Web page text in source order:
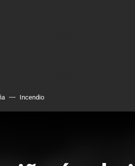
Incendio